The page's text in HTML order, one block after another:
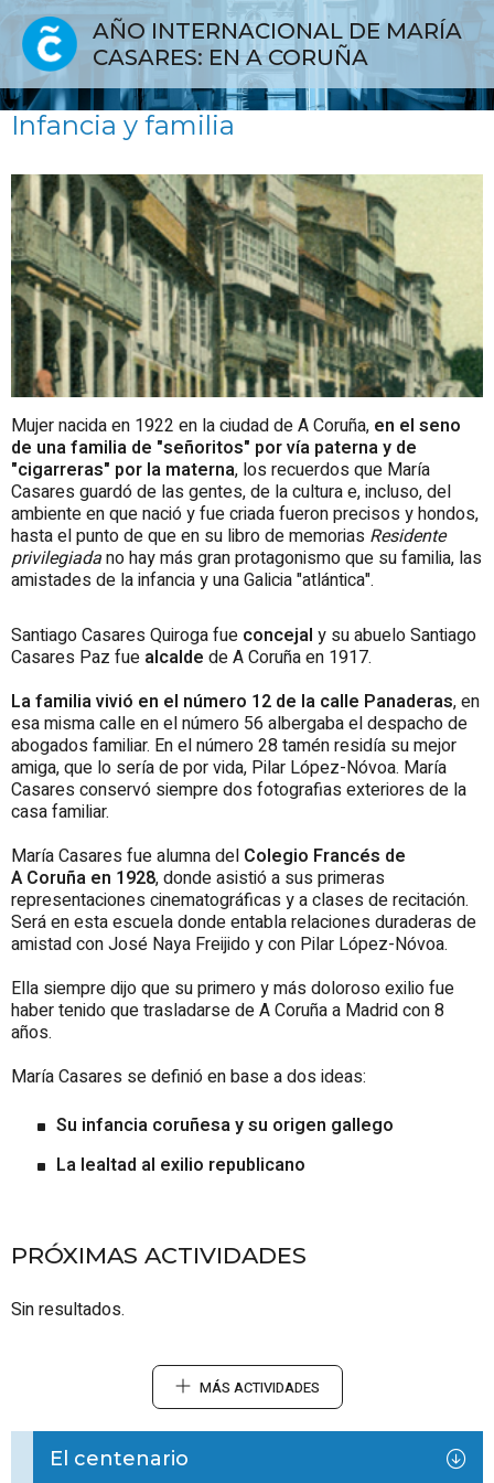
AÑO INTERNACIONAL DE MARÍA
CASARES: EN A CORUÑA
Infancia y familia
Mujer nacida en 1922 en la ciudad de A Coruña, en el seno
de una familia de "señoritos" por vía paterna y de
"cigarreras" por la materna, los recuerdos que María
Casares guardó de las gentes, de la cultura e, incluso, del
ambiente en que nació y fue criada fueron precisos y hondos,
hasta el punto de que en su libro de memorias Residente
privilegiadano hay más gran protagonismo que su familia, las
amistades de la infancia y una Galicia "atlántica".
Santiago Casares Quiroga fue concejal y su abuelo Santiago
Casares Paz fue alcalde de A Coruña en 1917.
La familia vivió en el número 12 de la calle Panaderas, en
esa misma calle en el número 56 albergaba el despacho de
abogados familiar. En el número 28 tamén residía su mejor
amiga, que lo sería de por vida, Pilar López-Nóvoa. María
Casares conservó siempre dos fotografias exteriores de la
casa familiar.
María Casares fue alumna del Colegio Francés de
A Coruña en 1928, donde asistió a sus primeras
representaciones cinematográficas y a clases de recitación.
Será en esta escuela donde entabla relaciones duraderas de
amistad con José Naya Freijido y con Pilar López-Nóvoa.
Ella siempre dijo que su primero y más doloroso exilio fue
haber tenido que trasladarse de A Coruña a Madrid con 8
años.
María Casares se definió en base a dos ideas:
Su infancia coruñesa y su origen gallego
La lealtad al exilio republicano
PRÓXIMAS ACTIVIDADES
Sin resultados.
MÁS ACTIVIDADES
El centenario